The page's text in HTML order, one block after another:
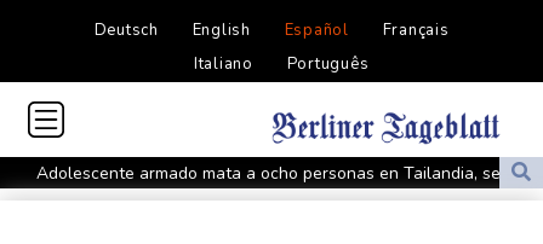
Deutsch English Español
Français
Italiano
Português
Adolescente armado mata a ocho personas en Tailandia, seis de
ellas en una escuela